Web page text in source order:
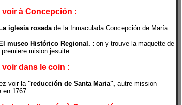
voir à Concepción :
iglesia rosadade la Inmaculada Concepción de María.
museo Histórico Regional. : on y trouve la maquette de
premiere mision jesuite.
voir dans le coin :
voir la"reducción de Santa Maria", autre mission
en 1767.